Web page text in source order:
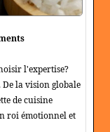
l'expertise?
la vision globale
de cuisine
roi émotionnel et